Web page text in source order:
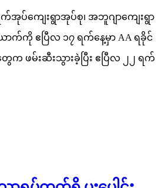
အုပ်ကျေးရွာအုပ်စု၊ အဘူဂျာကျေးရွာ
ာက်ကို ဧပြီလ ၁၇ ရက်နေ့မှာ AA ရခိုင်
ဖမ်းဆီးသွားခဲ့ပြီး ဧပြီလ ၂၂ ရက်